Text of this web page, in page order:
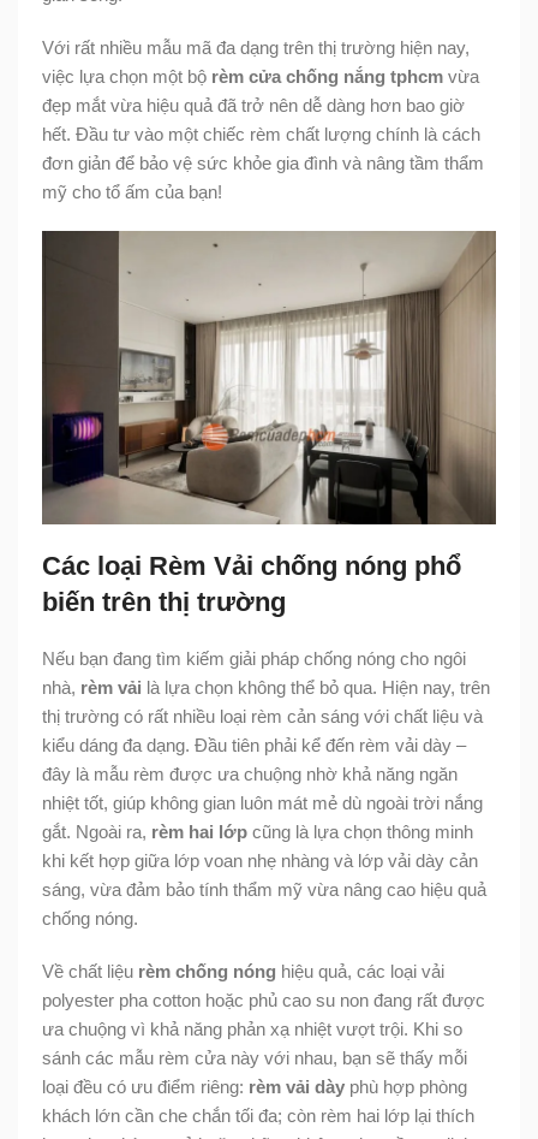
Với rất nhiều mẫu mã đa dạng trên thị trường hiện nay,
việc lựa chọn một bộ rèm cửa chống nắng tphcm vừa
đẹp mắt vừa hiệu quả đã trở nên dễ dàng hơn bao giờ
hết. Đầu tư vào một chiếc rèm chất lượng chính là cách
đơn giản để bảo vệ sức khỏe gia đình và nâng tầm thẩm
mỹ cho tổ ấm của bạn!
Các loại Rèm Vải chống nóng phổ
biến trên thị trường
Nếu bạn đang tìm kiếm giải pháp chống nóng cho ngôi
nhà, rèm vải là lựa chọn không thể bỏ qua. Hiện nay, trên
thị trường có rất nhiều loại rèm cản sáng với chất liệu và
kiểu dáng đa dạng. Đầu tiên phải kể đến rèm vải dày –
đây là mẫu rèm được ưa chuộng nhờ khả năng ngăn
nhiệt tốt, giúp không gian luôn mát mẻ dù ngoài trời nắng
gắt. Ngoài ra, rèm hai lớp cũng là lựa chọn thông minh
khi kết hợp giữa lớp voan nhẹ nhàng và lớp vải dày cản
sáng, vừa đảm bảo tính thẩm mỹ vừa nâng cao hiệu quả
chống nóng.
Về chất liệu rèm chống nóng hiệu quả, các loại vải
polyester pha cotton hoặc phủ cao su non đang rất được
ưa chuộng vì khả năng phản xạ nhiệt vượt trội. Khi so
sánh các mẫu rèm cửa này với nhau, bạn sẽ thấy mỗi
loại đều có ưu điểm riêng: rèm vải dày phù hợp phòng
khách lớn cần che chắn tối đa; còn rèm hai lớp lại thích